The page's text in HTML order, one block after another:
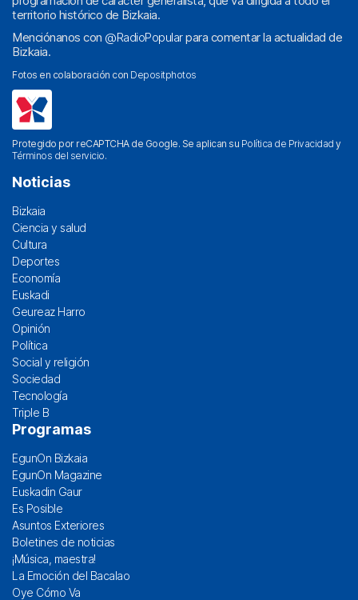
territorio histórico de Bizkaia.
Menciónanos con @RadioPopularpara comentar la actualidad de
Bizkaia.
Fotos en colaboración con Depositphotos
Protegido por reCAPTCHA de Google. Se aplican su Política de Privacidad y
Términos del servicio.
Noticias
Bizkaia
Ciencia y salud
Cultura
Deportes
Economía
Euskadi
Geureaz Harro
Opinión
Política
Social y religión
Sociedad
Tecnología
Triple B
Programas
EgunOn Bizkaia
EgunOn Magazine
Euskadin Gaur
Es Posible
Asuntos Exteriores
Boletines de noticias
¡Música, maestra!
La Emoción del Bacalao
Oye Cómo Va